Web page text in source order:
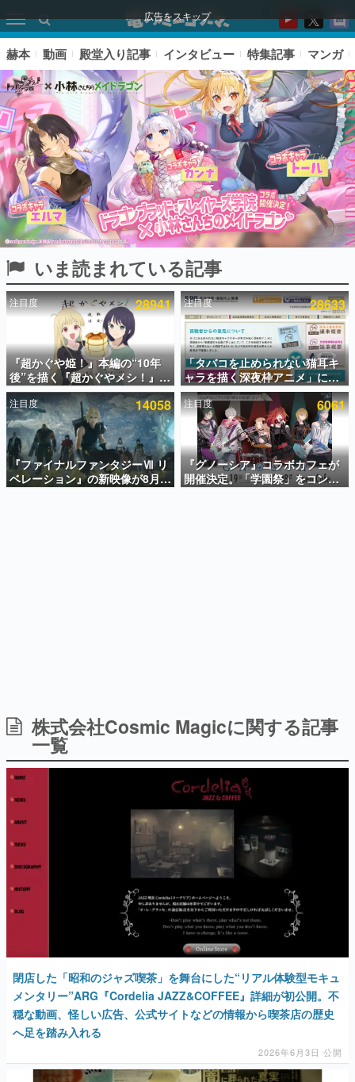
広告をスキップ
ピックアップ
電ファミのいま読まれている記事ランキング
アプリセール情報
インタビュー
連載・特集一覧
殿堂入り記事
SNS拡散数が数千以上！ ページビュー数万以上！ などな
ど。多くの人々に読まれた、電ファミ渾身の“殿堂入り”記
事をまとめました。
日本のコンテンツ産業やカルチャーに与えた影響を探る企
画です。
日本モバイルゲーム産業史
日本のモバイルゲーム史における主要なトピック・タイト
ルを網羅するほか、開発者へのインタビューや識者による
解説を掲載。約20年の歴史が一望できる決定版！
若ゲのいたり〜ゲームクリエイターの青春〜
『うつヌケ』『ペンと箸』等で知られるマンガ家・田中圭
一先生によるゲーム業界レポートマンガです。
なんでゲームは面白い？
ゲーム開発者・hamatsu氏がゲームの魅力を画面や操作の
具体的な形から解き明かしていく、硬派で骨太な評論連載
ゲームが変えた日本語
の起源や用法の変遷を、コンピューター文化史研究家・タ
イニーP氏が徹底調査。
カテゴリ
特集記事
赫本 動画 殿堂入り記事 インタビュー 特集記事 マンガ
いま読まれている記事
注目度 28941
『超かぐや姫！』本編の“10年
後”を描く『超かぐやメシ！』
Web連載決定。新たなWebマン
ガレーベル「ビビビコミック」
にて特別話が掲載スタート、あ
のお話には…まだ続きがある！
注目度 28633
「タバコを止められない猫耳キ
ャラを描く深夜枠アニメ」に視
聴者の一部から批判意見。違法
薬物の使用と思しき描写も含め
て、BPOが議論を交わす
注目度 14058
『ファイナルファンタジーⅦ リ
ベレーション』の新映像が8月
26日早朝に公開へ。『FF7』リ
注目度 6061
『グノーシア』コラボカフェが
開催決定。「学園祭」をコンセ
プトに、模擬店やセツやSQ、ラ
株式会社Cosmic Magicに関する記事
一覧
閉店した「昭和のジャズ喫茶」を舞台にした“リアル体験型モキュ
メンタリー”ARG『Cordelia JAZZ&COFFEE』詳細が初公開。不
穏な動画、怪しい広告、公式サイトなどの情報から喫茶店の歴史
へ足を踏み入れる
2026年6月3日 公開